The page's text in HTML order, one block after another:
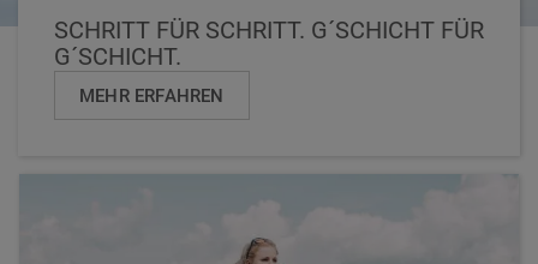
SCHRITT FÜR SCHRITT. G´SCHICHT FÜR
G´SCHICHT.
MEHR ERFAHREN